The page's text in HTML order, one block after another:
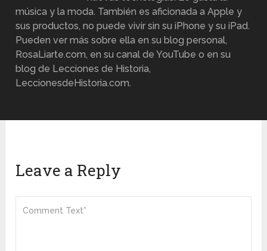
música y la moda. También es aficionada a Apple y
sus productos, no puede vivir sin su iPhone y su iPad.
Pueden ver más sobre ella en su blog personal,
RosaLiarte.com, en su canal de YouTube o en su
blog de Lecciones de Historia,
LeccionesdeHistoria.com.
Leave a Reply